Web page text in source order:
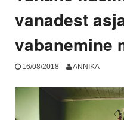
vanadest
vabanemine
16/08/2018 ANNIKA